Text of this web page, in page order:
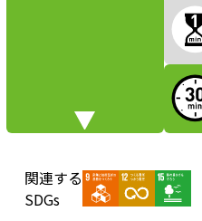
関連する
SDGs